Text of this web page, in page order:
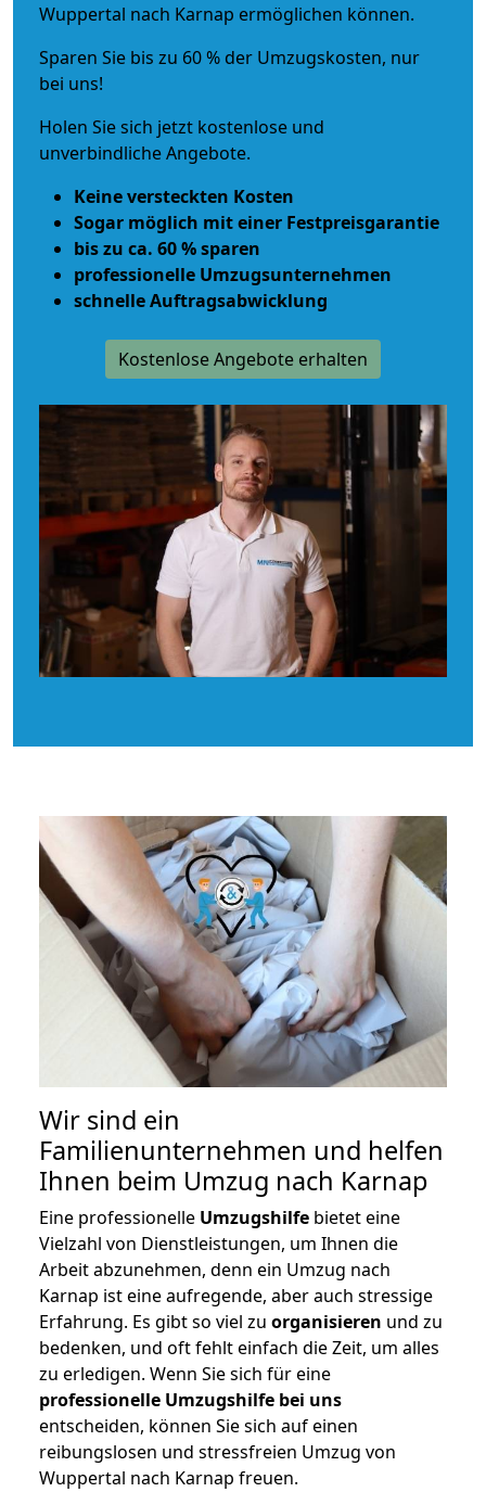
Wuppertal nach Karnap ermöglichen können.
Sparen Sie bis zu 60 % der Umzugskosten, nur
bei uns!
Holen Sie sich jetzt kostenlose und
unverbindliche Angebote.
Keine versteckten Kosten
Sogar möglich mit einer Festpreisgarantie
bis zu ca. 60 % sparen
professionelle Umzugsunternehmen
schnelle Auftragsabwicklung
Kostenlose Angebote erhalten
Wir sind ein
Familienunternehmen und helfen
Ihnen beim Umzug nach Karnap
Eine professionelle Umzugshilfe bietet eine
Vielzahl von Dienstleistungen, um Ihnen die
Arbeit abzunehmen, denn ein Umzug nach
Karnap ist eine aufregende, aber auch stressige
Erfahrung. Es gibt so viel zu organisieren und zu
bedenken, und oft fehlt einfach die Zeit, um alles
zu erledigen. Wenn Sie sich für eine
professionelle Umzugshilfe bei uns
entscheiden, können Sie sich auf einen
reibungslosen und stressfreien Umzug von
Wuppertal nach Karnap freuen.